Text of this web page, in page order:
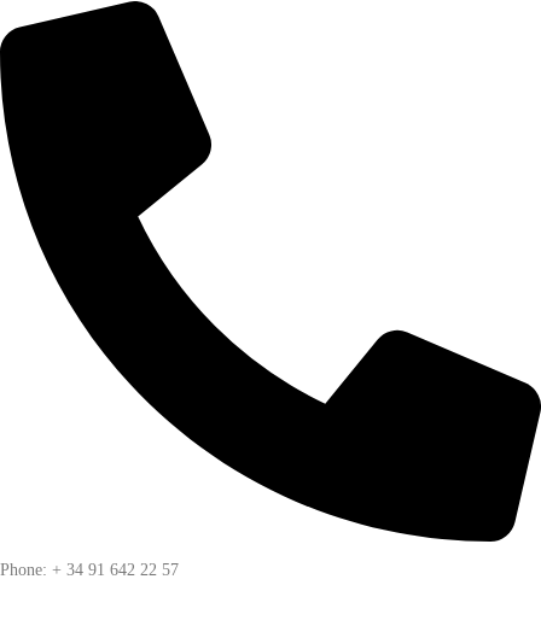
Phone: + 34 91 642 22 57